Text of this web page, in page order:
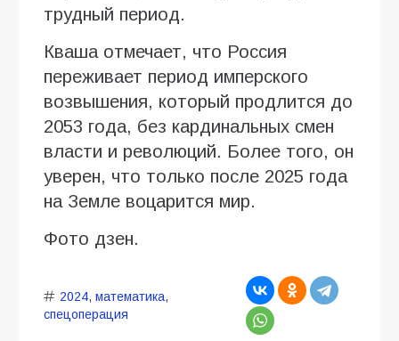
трудный период.
Кваша отмечает, что Россия
переживает период имперского
возвышения, который продлится до
2053 года, без кардинальных смен
власти и революций. Более того, он
уверен, что только после 2025 года
на Земле воцарится мир.
Фото дзен.
2024, математика,
спецоперация